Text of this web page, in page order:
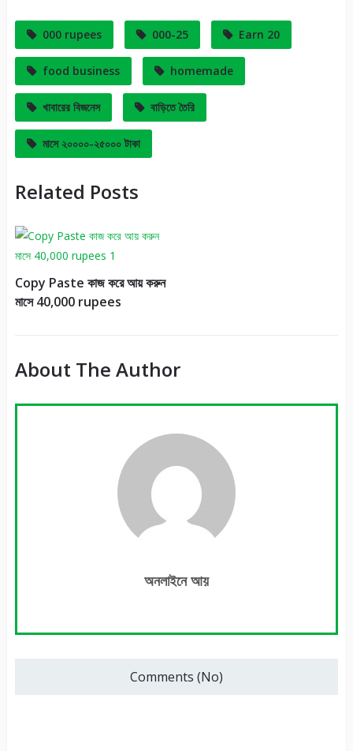
000 rupees 000-25 Earn 20
food business homemade
খাবারের বিজনেস বাড়িতে তৈরি
মাসে ২০০০০-২৫০০০ টাকা
Related Posts
Copy Paste কাজ করে আয় করুন
মাসে 40,000 rupees
About The Author
অনলাইনে আয়
Comments (No)